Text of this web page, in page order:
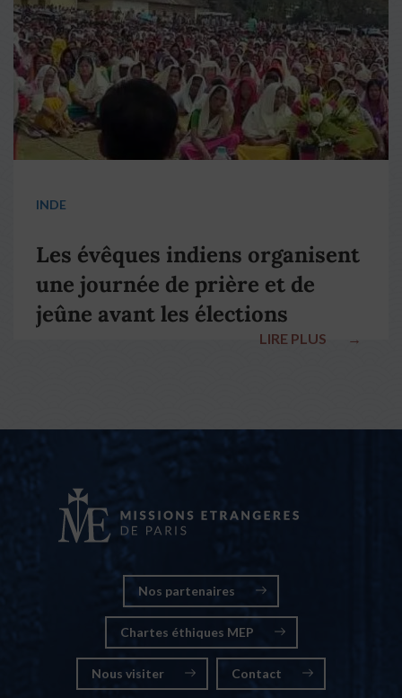
INDE
Les évêques indiens organisent
une journée de prière et de
jeûne avant les élections
LIRE PLUS →
Nos partenaires
Chartes éthiques MEP
Nous visiter Contact